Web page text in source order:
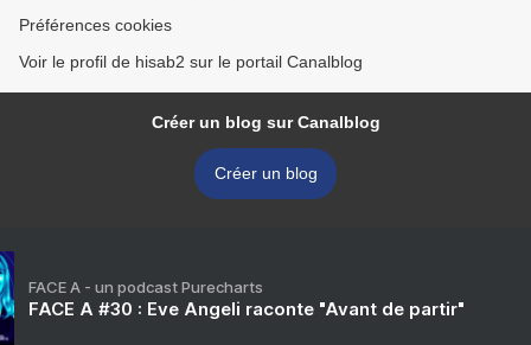
Préférences cookies
Voir le profil de hisab2 sur le portail Canalblog
Créer un blog sur Canalblog
Créer un blog
FACE A - un podcast Purecharts
FACE A #30 : Eve Angeli raconte "Avant de partir"